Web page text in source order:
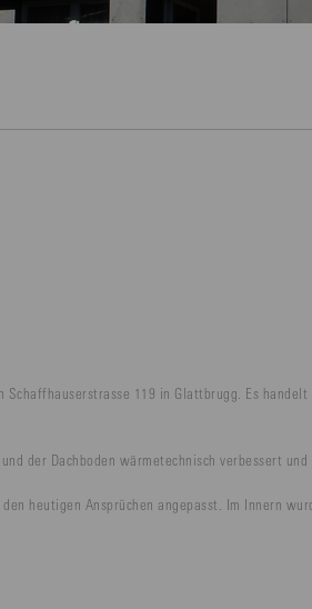
119 in Glattbrugg. Es
der Dachboden wärmetechnisch verbessert
heutigen Ansprüchen angepasst. Im Innern